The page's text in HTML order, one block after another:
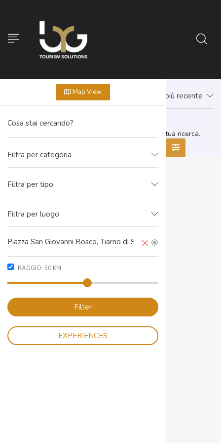
Map View
Filtra per categoria
Filtra per tipo
Filtra per luogo
RAGGIO: 50 KM
Filter
EXPERIENCES
Prima il più recente
Non sono presenti offerte corrispondenti alla tua ricerca.